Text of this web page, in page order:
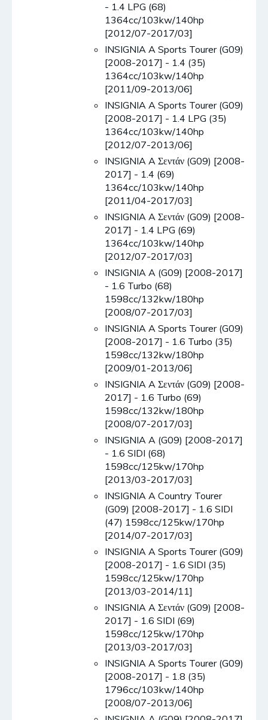
- 1.4 LPG (68)
1364cc/103kw/140hp
[2012/07-2017/03]
INSIGNIA A Sports Tourer (G09)
[2008-2017] - 1.4 (35)
1364cc/103kw/140hp
[2011/09-2013/06]
INSIGNIA A Sports Tourer (G09)
[2008-2017] - 1.4 LPG (35)
1364cc/103kw/140hp
[2012/07-2013/06]
INSIGNIA A Σεντάν (G09) [2008-
2017] - 1.4 (69)
1364cc/103kw/140hp
[2011/04-2017/03]
INSIGNIA A Σεντάν (G09) [2008-
2017] - 1.4 LPG (69)
1364cc/103kw/140hp
[2012/07-2017/03]
INSIGNIA A (G09) [2008-2017]
- 1.6 Turbo (68)
1598cc/132kw/180hp
[2008/07-2017/03]
INSIGNIA A Sports Tourer (G09)
[2008-2017] - 1.6 Turbo (35)
1598cc/132kw/180hp
[2009/01-2013/06]
INSIGNIA A Σεντάν (G09) [2008-
2017] - 1.6 Turbo (69)
1598cc/132kw/180hp
[2008/07-2017/03]
INSIGNIA A (G09) [2008-2017]
- 1.6 SIDI (68)
1598cc/125kw/170hp
[2013/03-2017/03]
INSIGNIA A Country Tourer
(G09) [2008-2017] - 1.6 SIDI
(47) 1598cc/125kw/170hp
[2014/07-2017/03]
INSIGNIA A Sports Tourer (G09)
[2008-2017] - 1.6 SIDI (35)
1598cc/125kw/170hp
[2013/03-2014/11]
INSIGNIA A Σεντάν (G09) [2008-
2017] - 1.6 SIDI (69)
1598cc/125kw/170hp
[2013/03-2017/03]
INSIGNIA A Sports Tourer (G09)
[2008-2017] - 1.8 (35)
1796cc/103kw/140hp
[2008/07-2013/06]